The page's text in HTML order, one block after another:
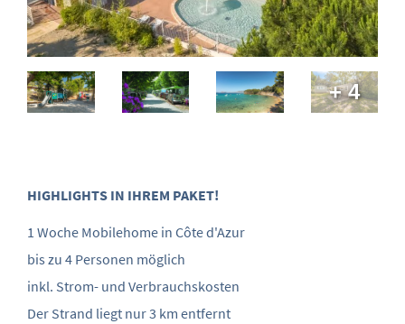
+ 4
HIGHLIGHTS IN IHREM PAKET!
1 Woche Mobilehome in Côte d'Azur
bis zu 4 Personen möglich
inkl. Strom- und Verbrauchskosten
Der Strand liegt nur 3 km entfernt